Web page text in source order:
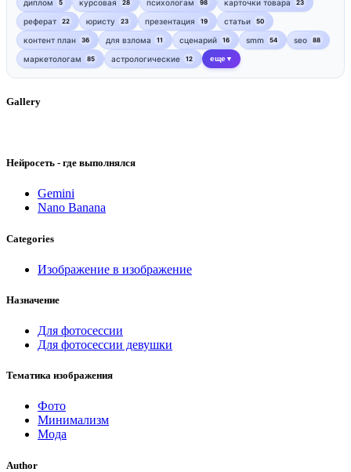
диплом 5 курсовая 28 психологам 98 карточки товара 23
реферат 22 юристу 23 презентация 19 статьи 50
контент план 36 для взлома 11 сценарий 16 smm 54 seo 88
маркетологам 85 астрологические 12 еще ▼
Gallery
Нейросеть - где выполнялся
Gemini
Nano Banana
Categories
Изображение в изображение
Назначение
Для фотосессии
Для фотосессии девушки
Тематика изображения
Фото
Минимализм
Мода
Author